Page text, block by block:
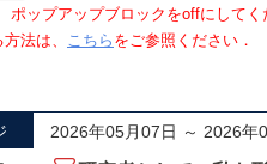
ポップアップブロックをoffにしてく
法は、 こちら をご参照ください．
2026年05月07日 ～ 2026年